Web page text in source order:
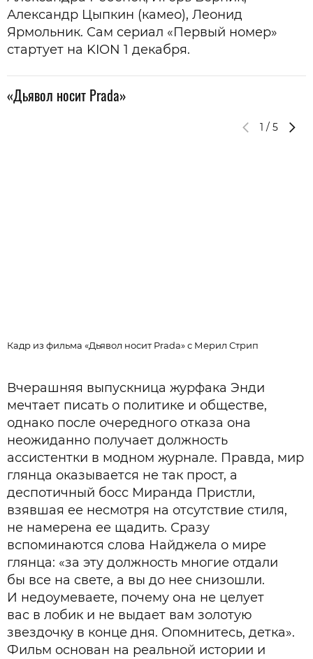
Александр Цыпкин (камео), Леонид
Ярмольник. Сам сериал «Первый номер»
стартует на KION 1 декабря.
«Дьявол носит Prada»
1 / 5
Кадр из фильма «Дьявол носит Prada» с Мерил Стрип
Вчерашняя выпускница журфака Энди
мечтает писать о политике и обществе,
однако после очередного отказа она
неожиданно получает должность
ассистентки в модном журнале. Правда, мир
глянца оказывается не так прост, а
деспотичный босс Миранда Пристли,
взявшая ее несмотря на отсутствие стиля,
не намерена ее щадить. Сразу
вспоминаются слова Найджела о мире
глянца: «за эту должность многие отдали
бы все на свете, а вы до нее снизошли.
И недоумеваете, почему она не целует
вас в лобик и не выдает вам золотую
звездочку в конце дня. Опомнитесь, детка».
Фильм основан на реальной истории и